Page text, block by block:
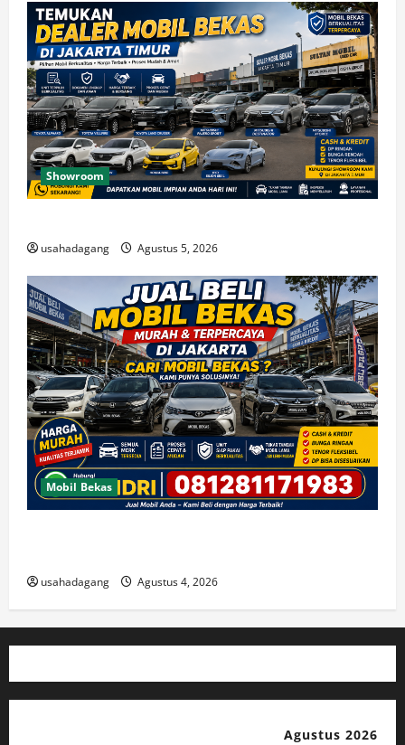
Showroom
usahadagang Agustus 5, 2026
Mobil Bekas
usahadagang Agustus 4, 2026
Agustus 2026